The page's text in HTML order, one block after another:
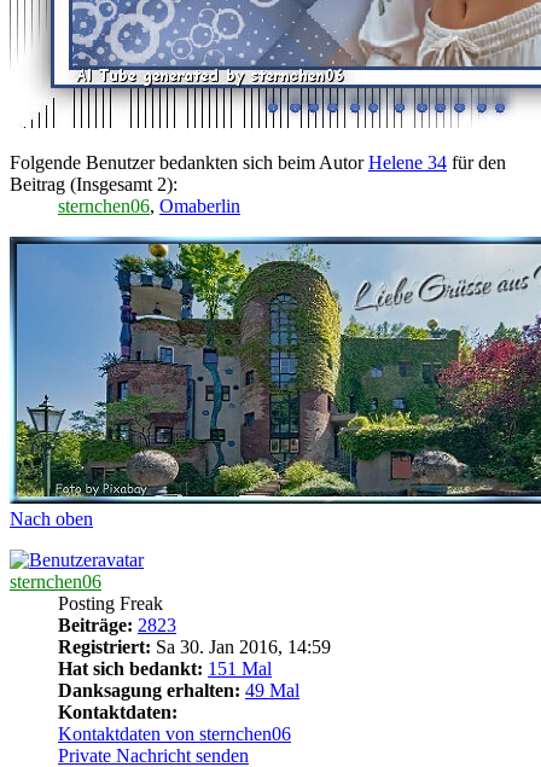
Folgende Benutzer bedankten sich beim AutorHelene 34 für den
Beitrag (Insgesamt 2):
sternchen06, Omaberlin
Nach oben
sternchen06
Posting Freak
Beiträge: 2823
Registriert: Sa 30. Jan 2016, 14:59
Hat sich bedankt: 151 Mal
Danksagung erhalten: 49 Mal
Kontaktdaten:
Kontaktdaten von sternchen06
Private Nachricht senden